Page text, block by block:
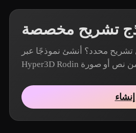
تشريح مخصصة
محدد؟ أنشئ نموذجًا عبر
إنشاء